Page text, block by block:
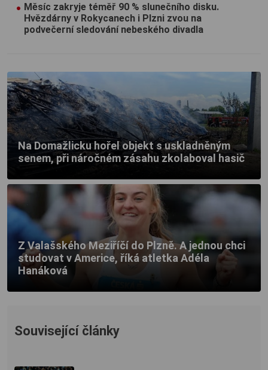
Měsíc zakryje téměř 90 % slunečního disku.
Hvězdárny v Rokycanech i Plzni zvou na
podvečerní sledování nebeského divadla
Na Domažlicku hořel objekt s uskladněným
senem, při náročném zásahu zkolaboval hasič
Z Valašského Meziříčí do Plzně. A jednou chci
studovat v Americe, říká atletka Adéla
Hanáková
Související články